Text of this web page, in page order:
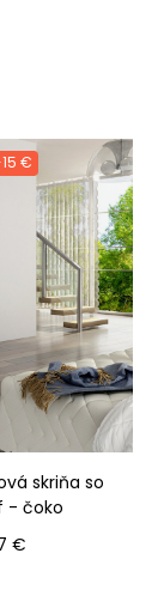
€
skriňa so
- čoko
€